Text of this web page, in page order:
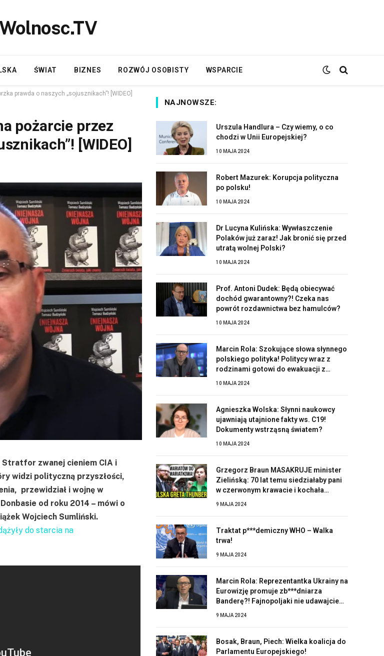
ŚWIAT BIZNES ROZWÓJ OSOBISTY WSPARCIE
prawda o naszych „sojusznikach”! [WIDEO]
pożarcie przez
[WIDEO]
Stratfor zwanej cieniem CIA i
widzi polityczną przyszłości,
przewidział i wojnę w
od roku 2014 – mówi o
Wojciech Sumliński.
do starcia na
NAJNOWSZE:
Urszula Handlura – Czy wiemy, o co
chodzi w Unii Europejskiej?
10 MAJA 2024
Robert Mazurek: Korupcja polityczna
po polsku!
10 MAJA 2024
Dr Lucyna Kulińska: Wywłaszczenie
Polaków już zaraz! Jak bronić się przed
utratą wolnej Polski?
10 MAJA 2024
Prof. Antoni Dudek: Będą obiecywać
dochód gwarantowny?! Czeka nas
powrót rozdawnictwa bez hamulców?
10 MAJA 2024
Marcin Rola: Szokujące słowa słynnego
polskiego polityka! Politycy wraz z
rodzinami gotowi do ewakuacji z
10 MAJA 2024
Agnieszka Wolska: Słynni naukowcy
ujawniają utajnione fakty ws. C19!
Dokumenty wstrząsną światem?
10 MAJA 2024
Grzegorz Braun MASAKRUJE minister
Zielińską: 70 lat temu siedziałaby pani
w czerwonym krawacie i kochała
9 MAJA 2024
Traktat p***demiczny WHO – Walka
trwa!
9 MAJA 2024
Marcin Rola: Reprezentantka Ukrainy na
Eurowizję promuje zb***dniarza
Banderę?! Fajnopoljaki nie udawajcie
9 MAJA 2024
Bosak, Braun, Piech: Wielka koalicja do
Parlamentu Europejskiego!